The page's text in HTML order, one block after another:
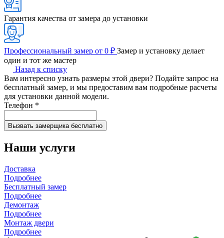
Гарантия качества от замера до установки
Профессиональный замер от 0 ₽ Замер и установку делает
один и тот же мастер
Назад к списку
Вам интересно узнать размеры этой двери? Подайте запрос на
бесплатный замер, и мы предоставим вам подробные расчеты
для установки данной модели.
Телефон *
Наши услуги
Доставка
Подробнее
Бесплатный замер
Подробнее
Демонтаж
Подробнее
Монтаж двери
Подробнее